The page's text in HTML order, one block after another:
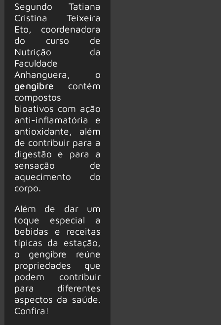
Segundo Tatiana
Cristina Teixeira
Eto, coordenadora
do curso de
Nutrição da
Faculdade
Anhanguera, o
gengibre contém
compostos
bioativos com ação
anti-inflamatória e
antioxidante, além
de contribuir para a
digestão e para a
sensação de
aquecimento do
corpo.
Além de dar um
toque especial a
bebidas e receitas
típicas da estação,
o gengibre reúne
propriedades que
podem contribuir
para diferentes
aspectos da saúde.
Confira!